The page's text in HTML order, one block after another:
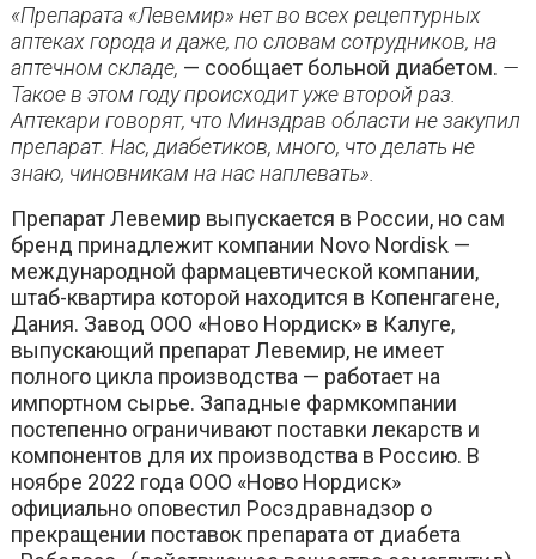
«Препарата «Левемир» нет во всех рецептурных
аптеках города и даже, по словам сотрудников, на
аптечном складе, — сообщает больной диабетом. —
Такое в этом году происходит уже второй раз.
Аптекари говорят, что Минздрав области не закупил
препарат. Нас, диабетиков, много, что делать не
знаю, чиновникам на нас наплевать».
Препарат Левемир выпускается в России, но сам
бренд принадлежит компании Novo Nordisk —
международной фармацевтической компании,
штаб-квартира которой находится в Копенгагене,
Дания. Завод ООО «Ново Нордиск» в Калуге,
выпускающий препарат Левемир, не имеет
полного цикла производства — работает на
импортном сырье. Западные фармкомпании
постепенно ограничивают поставки лекарств и
компонентов для их производства в Россию. В
ноябре 2022 года ООО «Ново Нордиск»
официально оповестил Росздравнадзор о
прекращении поставок препарата от диабета